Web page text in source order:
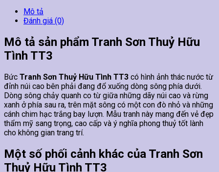
Mô tả
Đánh giá (0)
Mô tả sản phẩm Tranh Sơn Thuỷ Hữu
Tình TT3
Bức Tranh Sơn Thuỷ Hữu Tình TT3 có hình ảnh thác nước từ
đỉnh núi cao bên phải đang đổ xuống dòng sông phía dưới.
Dòng sông chảy quanh co từ giữa những dãy núi cao và rừng
xanh ở phía sau ra, trên mặt sông có một con đò nhỏ và những
cánh chim hạc trắng bay lượn. Mẫu tranh này mang đến vẻ đẹp
thẩm mỹ sang trọng, cao cấp và ý nghĩa phong thuỷ tốt lành
cho không gian trang trí.
Một số phối cảnh khác của Tranh Sơn
Thuỷ Hữu Tình TT3